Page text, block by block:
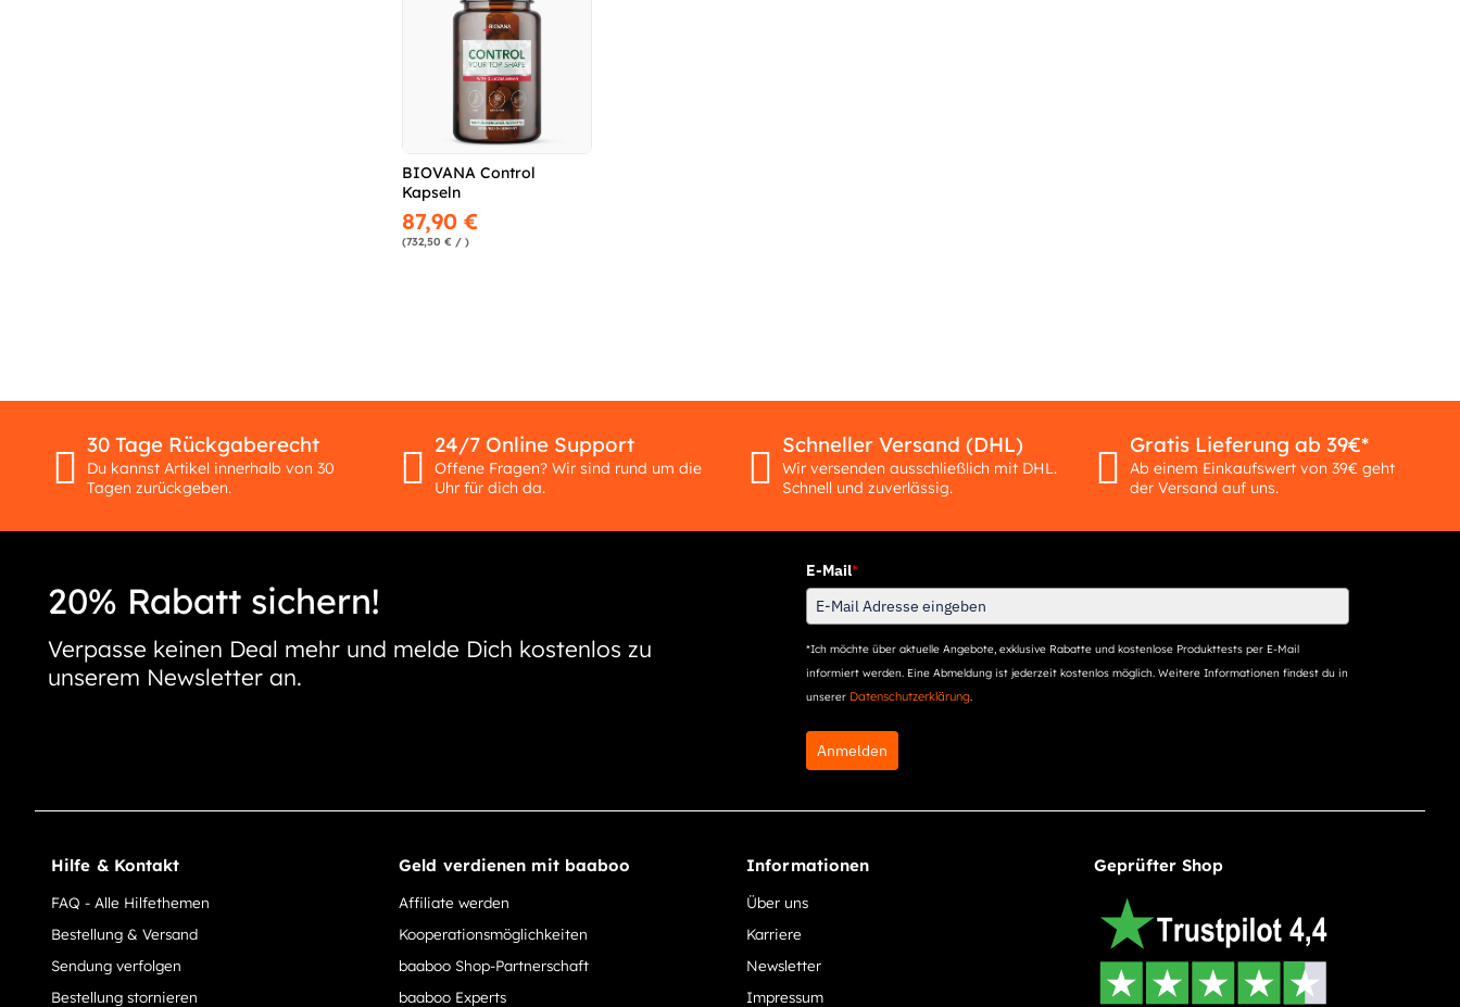
BIOVANA Control
Kapseln
87,90 €
(732,50 € / )
30 Tage Rückgaberecht
Du kannst Artikel innerhalb von 30
Tagen zurückgeben.
24/7 Online Support
Offene Fragen? Wir sind rund um die
Uhr für dich da.
Schneller Versand (DHL)
Wir versenden ausschließlich mit DHL.
Schnell und zuverlässig.
Gratis Lieferung ab 39€*
Ab einem Einkaufswert von 39€ geht
der Versand auf uns.
20% Rabatt sichern!
Verpasse keinen Deal mehr und melde Dich kostenlos zu
unserem Newsletter an.
E-Mail*
*Ich möchte über aktuelle Angebote, exklusive Rabatte und kostenlose Produkttests per E-Mail
informiert werden. Eine Abmeldung ist jederzeit kostenlos möglich. Weitere Informationen findest du in
unserer Datenschutzerklärung.
Anmelden
Hilfe & Kontakt
FAQ - Alle Hilfethemen
Bestellung & Versand
Sendung verfolgen
Bestellung stornieren
Geld verdienen mit baaboo
Affiliate werden
Kooperationsmöglichkeiten
baaboo Shop-Partnerschaft
baaboo Experts
Informationen
Über uns
Karriere
Newsletter
Impressum
Geprüfter Shop